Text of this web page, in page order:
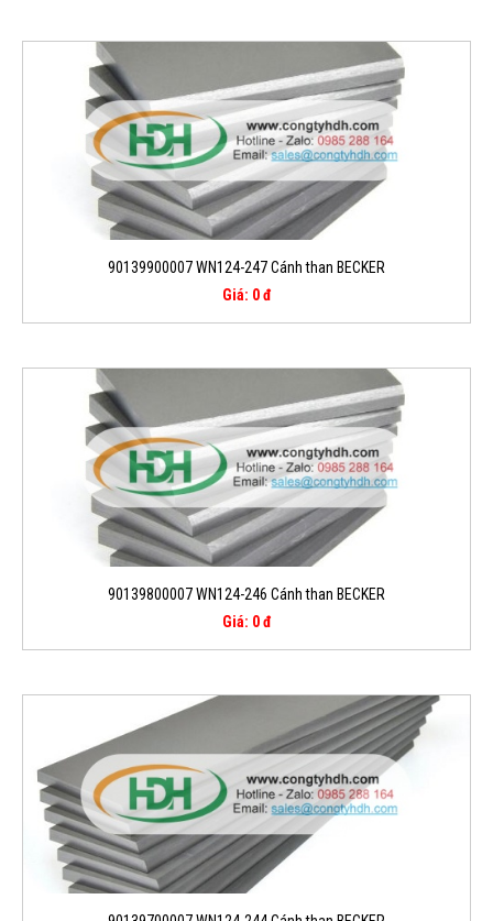
90139900007 WN124-247 Cánh than BECKER
Giá: 0 đ
90139800007 WN124-246 Cánh than BECKER
Giá: 0 đ